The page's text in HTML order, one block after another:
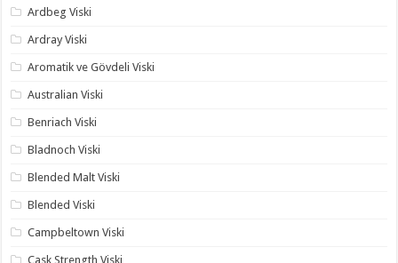
Ardbeg Viski
Ardray Viski
Aromatik ve Gövdeli Viski
Australian Viski
Benriach Viski
Bladnoch Viski
Blended Malt Viski
Blended Viski
Campbeltown Viski
Cask Strength Viski